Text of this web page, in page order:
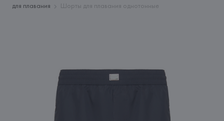
для плавания
Шорты для плавания однотонные